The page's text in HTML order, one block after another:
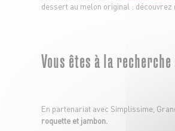
dessert au melon original :
Vous êtes à la
En partenariat avec Simplissime,
roquette et jambon.